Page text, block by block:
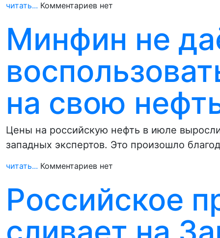
читать... Комментариев нет
Минфин не
на свою
Цены на российскую нефть в июле
западных экспертов. Это произошло
читать... Комментариев нет
Российское